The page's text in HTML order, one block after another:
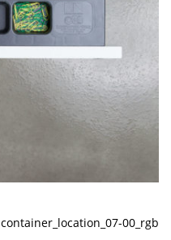
container_location_07-00_rgb